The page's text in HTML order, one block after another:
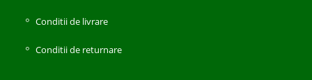
Conditii de livrare
Conditii de returnare